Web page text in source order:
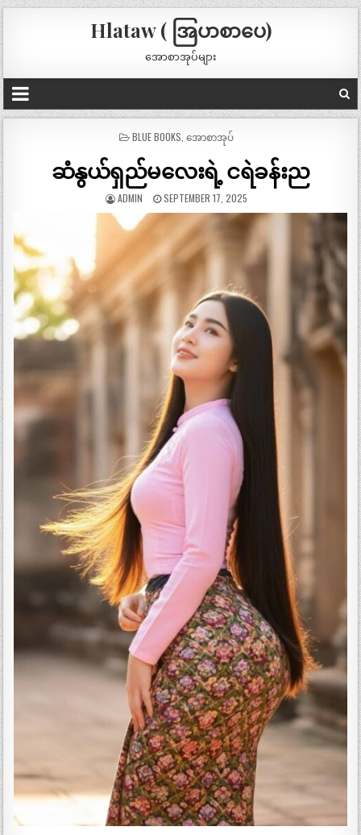
Hlataw ( အြပာစာပေ)
အောစာအုပ်များ
POSTED
BLUE BOOKS အောစာအုပ်
ဆံနွယ်ရှည်မလေးရဲ့ ငရဲခန်းည
ADMIN SEPTEMBER 17, 2025